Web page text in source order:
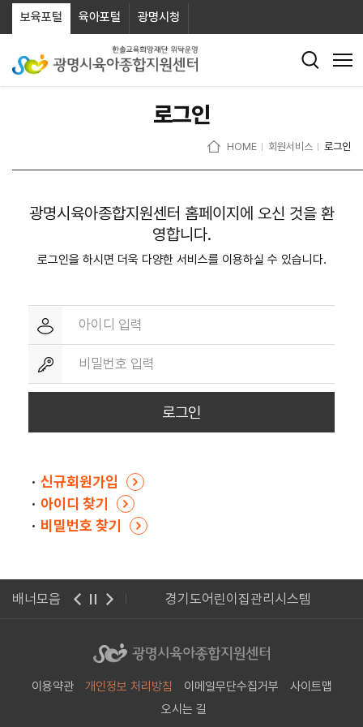
보육포털 육아포털 광명시청
로그인
HOME 회원서비스 로그인
광명시육아종합지원센터 홈페이지에 오신 것을 환
영합니다.
로그인을 하시면 더욱 다양한 서비스를 이용하실 수 있습니다.
신규회원가입
아이디 찾기
비밀번호 찾기
배너모음
시청 경기도어린이집관리시스템
이용약관 개인정보 처리방침 이메일무단수집거부
사이트맵
오시는 길